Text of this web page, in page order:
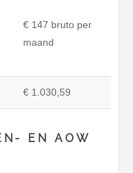
€ 147 bruto per
maand
€ 1.030,59
EN AOW